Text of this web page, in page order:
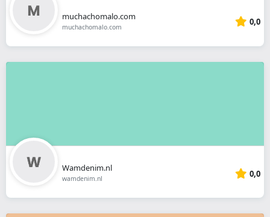
muchachomalo.com
muchachomalo.com 0,0
Wamdenim.nl
wamdenim.nl 0,0